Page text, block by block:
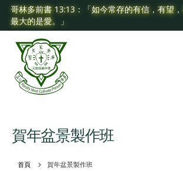
哥林多前書 13:13：「如今常存的有信，有望
最大的是愛。」
首頁 賀年盆景製作班
賀年盆景製作班